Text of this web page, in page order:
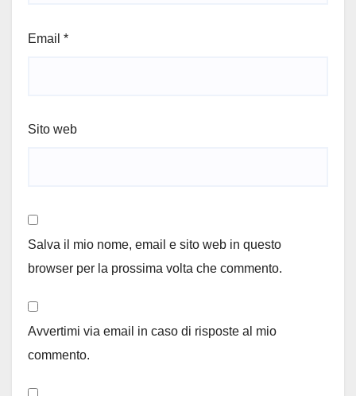
Email *
Sito web
Salva il mio nome, email e sito web in questo
browser per la prossima volta che commento.
Avvertimi via email in caso di risposte al mio
commento.